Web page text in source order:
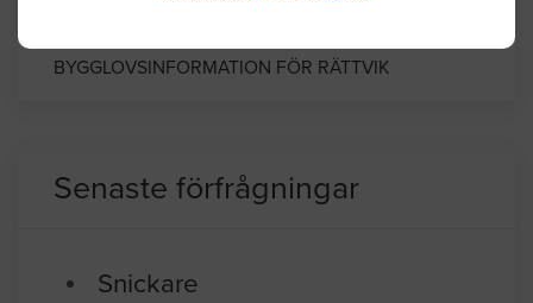
BYGGLOVSINFORMATION FÖR RÄTTVIK
Senaste förfrågningar
Snickare